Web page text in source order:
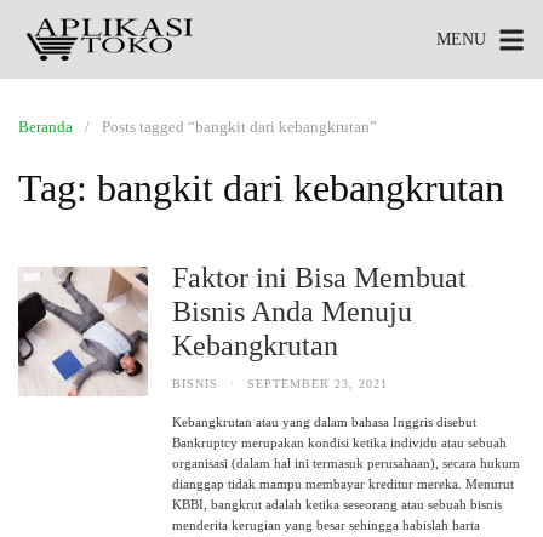
MENU
Beranda Posts tagged “bangkit dari kebangkrutan”
Tag: bangkit dari kebangkrutan
Faktor ini Bisa Membuat
Bisnis Anda Menuju
Kebangkrutan
BISNIS · SEPTEMBER 23, 2021
Kebangkrutan atau yang dalam bahasa Inggris disebut
Bankruptcy merupakan kondisi ketika individu atau sebuah
organisasi (dalam hal ini termasuk perusahaan), secara hukum
dianggap tidak mampu membayar kreditur mereka. Menurut
KBBI, bangkrut adalah ketika seseorang atau sebuah bisnis
menderita kerugian yang besar sehingga habislah harta